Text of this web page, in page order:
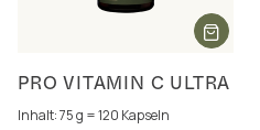
PRO VITAMIN C ULTRA
Inhalt: 75 g = 120 Kapseln